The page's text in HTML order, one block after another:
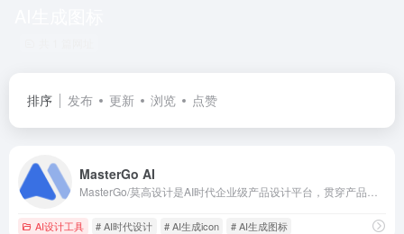
排序 发布 更新 浏览 点赞
MasterGo AI
AI设计工具 # AI时代设计 # AI生成icon # AI生成图标